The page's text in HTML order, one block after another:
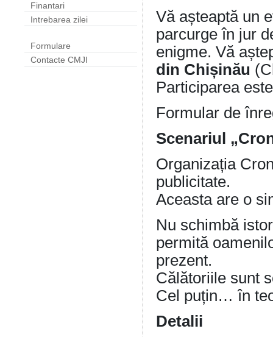
Finantari
Intrebarea zilei
Formulare
Contacte CMJI
Vă așteaptă un
parcurge în jur
enigme. Vă
din Chișinău
Participarea
Formular de
Scenariul
Organizația
publicitate.
Aceasta are o
Nu schimbă
permită
prezent.
Călătoriile sunt
Cel puțin… în
Detalii